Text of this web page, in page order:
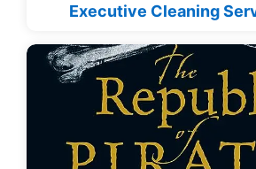
Executive Cleaning